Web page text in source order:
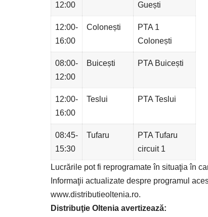
12:00
Guești
12:00-
16:00
Colonești
PTA 1
Colonești
08:00-
12:00
Buicești PTA Buicești
12:00-
16:00
Teslui PTA Teslui
08:45-
15:30
Tufaru
PTA Tufaru
circuit 1
Lucrările pot fi reprogramate în situaţia în
Informaţii actualizate despre programul
www.distributieoltenia.ro.
Distribuţie Oltenia avertizează: